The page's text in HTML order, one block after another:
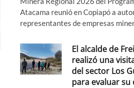
Atacama reunió en Copiapó a
representantes de empresas
El alcalde de
realizó una
del sector Los
para evaluar su